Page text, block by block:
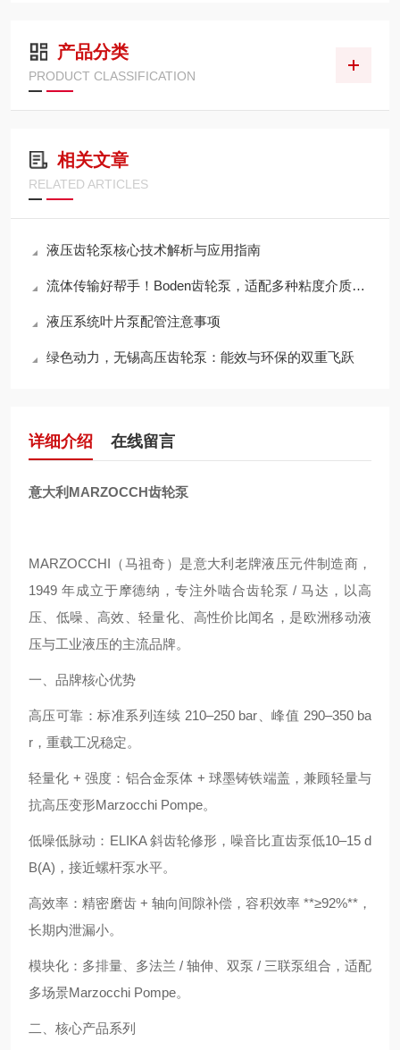
产品分类
PRODUCT CLASSIFICATION
相关文章
RELATED ARTICLES
液压齿轮泵核心技术解析与应用指南
流体传输好帮手！Boden齿轮泵，适配多种粘度介质，输送效率拉满
液压系统叶片泵配管注意事项
绿色动力，无锡高压齿轮泵：能效与环保的双重飞跃
详细介绍 在线留言
意大利MARZOCCH齿轮泵
MARZOCCHI（马祖奇）是意大利老牌液压元件制造商，
1949 年成立于摩德纳，专注外啮合齿轮泵 / 马达，以高
压、低噪、高效、轻量化、高性价比闻名，是欧洲移动液
压与工业液压的主流品牌。
一、品牌核心优势
高压可靠：标准系列连续 210–250 bar、峰值 290–350 ba
r，重载工况稳定。
轻量化 + 强度：铝合金泵体 + 球墨铸铁端盖，兼顾轻量与
抗高压变形Marzocchi Pompe。
低噪低脉动：ELIKA 斜齿轮修形，噪音比直齿泵低10–15 d
B(A)，接近螺杆泵水平。
高效率：精密磨齿 + 轴向间隙补偿，容积效率 **≥92%**，
长期内泄漏小。
模块化：多排量、多法兰 / 轴伸、双泵 / 三联泵组合，适配
多场景Marzocchi Pompe。
二、核心产品系列